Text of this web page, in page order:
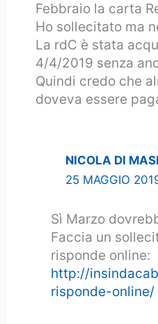
Febbraio la carta
Ho sollecitato ma
La rdC è stata
4/4/2019 senza
Quindi credo che
doveva essere
NICOLA DI MASI
25 MAGGIO
Sì Marzo
Faccia un
risponde online:
http://
risponde-online/